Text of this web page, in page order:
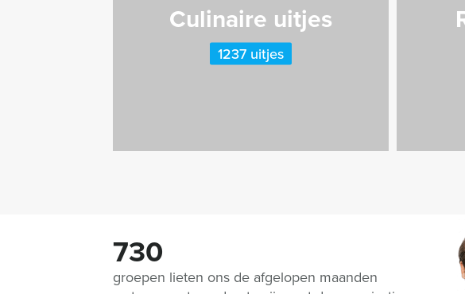
Culinaire uitjes
1237 uitjes
730
groepen lieten ons de afgelopen maanden